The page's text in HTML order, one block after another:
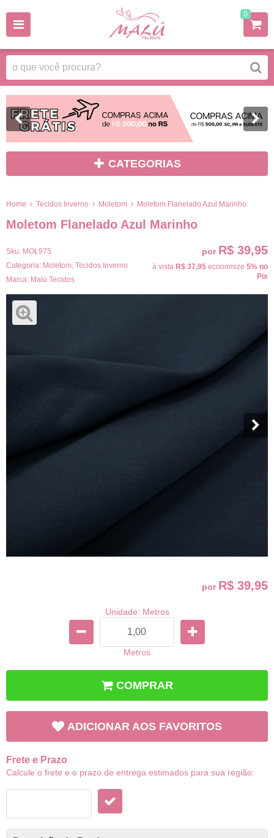
0
CATEGORIAS
Home Tecidos Inverno Moletom Moletom Flanelado Azul Marinho
Moletom Flanelado Azul Marinho
Sku: MOL975
Categoria: Moletom Tecidos Inverno
Marca: Malú Tecidos
por R$ 39,95
à vista R$ 37,95 economize 5% no
Pix
por R$ 39,95
Unidade: Metros
Metros
COMPRAR
ADICIONAR AOS FAVORITOS
Frete e Prazo
Calcule o frete e o prazo de entrega estimados para sua região: